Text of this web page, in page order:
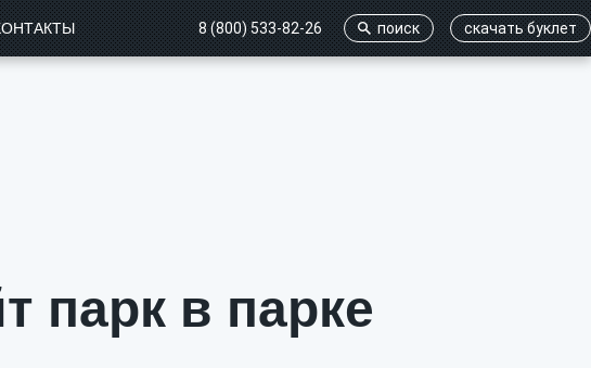
8 (800) 533-82-26 поиск cкачать буклет
парк в парке